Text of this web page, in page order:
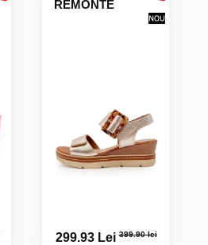
REMONTE
299.93 Lei399.90 lei